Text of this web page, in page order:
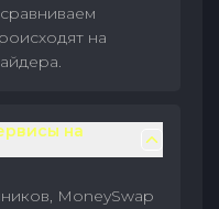
на
на
MoneySwap